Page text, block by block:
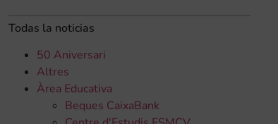
Todas la noticias
50 Aniversari
Altres
Àrea Educativa
Beques CaixaBank